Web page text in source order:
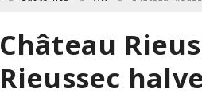
Château
Rieussec